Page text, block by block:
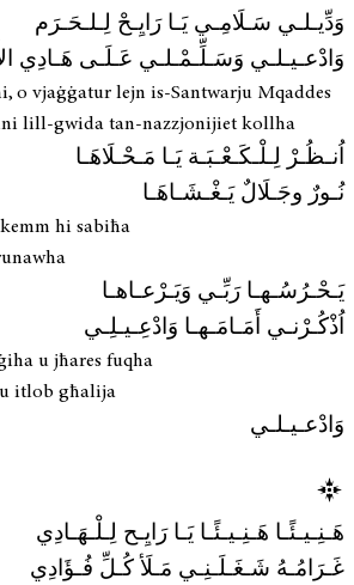
وَدِّيـلـي سَـلَامِـي يَـا رَايِـحْ لِـلـحَـرَم
وَادْعـيـلـي وَسَـلِّـمْـلـي عَـلَـى هَـادِي
o vjaġġatur lejn is-Santwarju Mqaddes
lill-gwida tan-nazzjonijiet kollha
اُنـظُـرْ لِـلْـكَـعْـبَـة يَـا مَـحْـلَاهَـا
نُـورٌ وجَـلَالٌ يَـغْـشَـاهَـا
hi sabiħa
يَـحْـرُسُـهـا رَبِّـي وَيَـرْعـاهـا
اُذْكُـرْنـي أَمَـامَـهـا وَادْعِـيـلِـي
u jħares fuqha
itlob għalija
وَادْعـيـلـي
هَـنِـيـئًـا هَـنِـيـئًـا يَـا رَايِـح لِـلْـهَـادِي
غَـرَامُـهُ شَـغَـلَـنِـي مَـلَأ كُـلِّ فُـؤَادِي